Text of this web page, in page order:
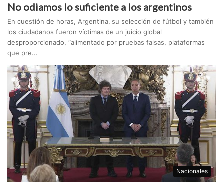
No odiamos lo suficiente a los argentinos
En cuestión de horas, Argentina, su selección de fútbol y también
los ciudadanos fueron víctimas de un juicio global
desproporcionado, “alimentado por pruebas falsas, plataformas
que pre...
Nacionales